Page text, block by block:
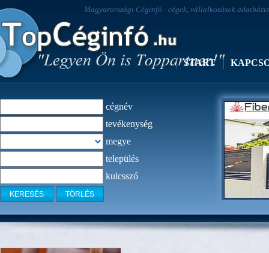
Magyarországi Céginfó - cégek, vállalkozások
START
cégnév
tevékenység
megye
település
kulcsszó